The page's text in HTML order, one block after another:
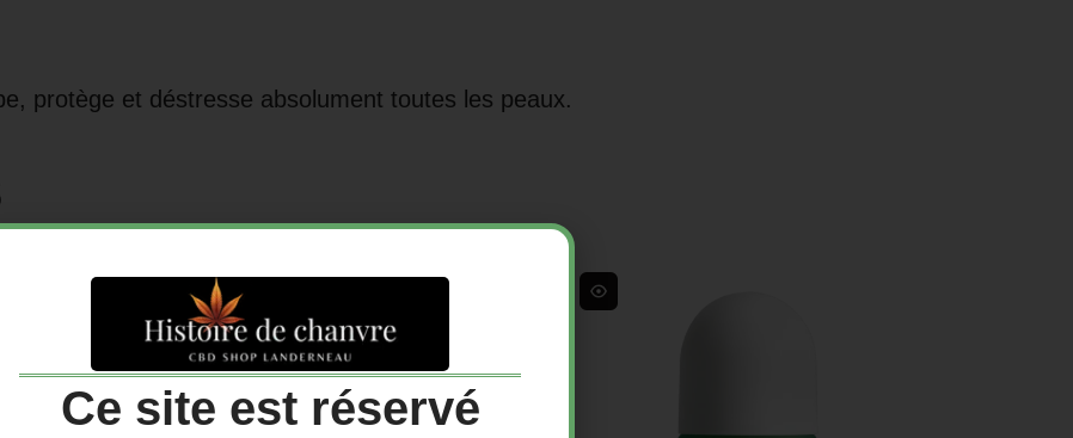
protège et déstresse absolument toutes les peaux.
Ce site est réservé